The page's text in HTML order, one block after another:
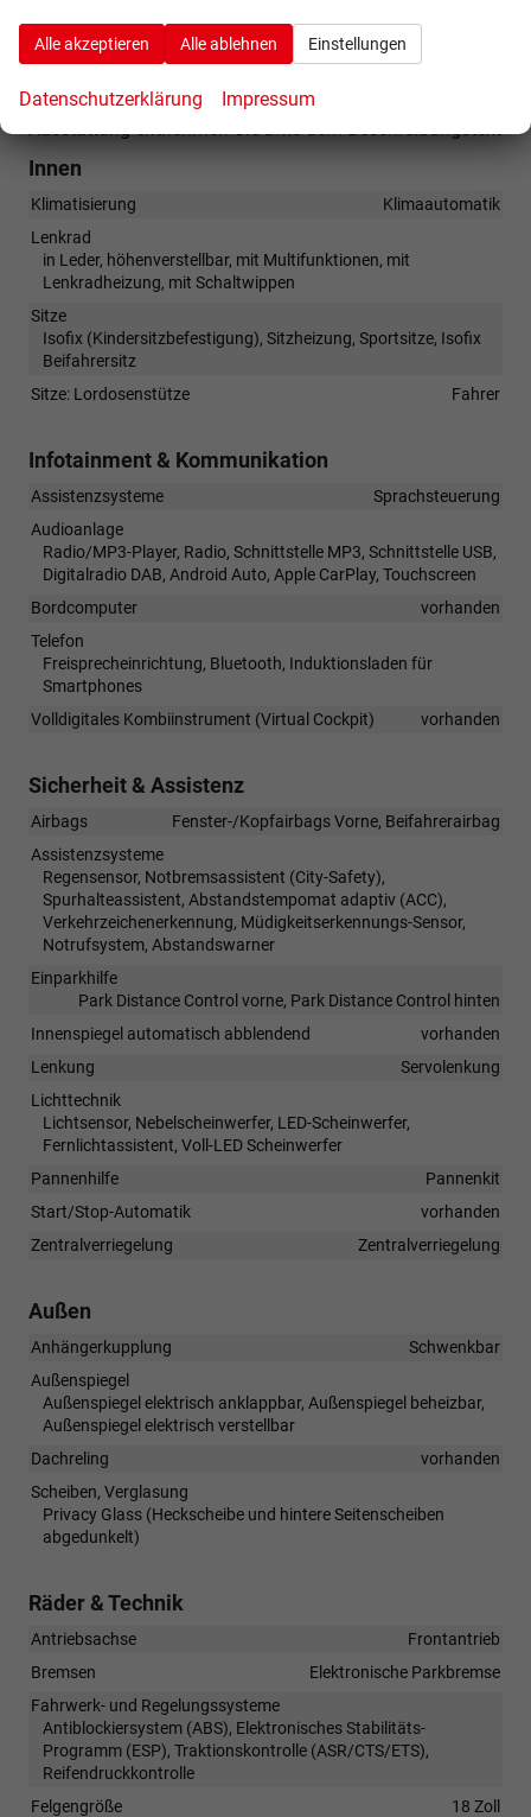
Alle Fotos können Beispielbilder sein und
aufpreispflichtige Extras enthalten. Die genaue
Innen
Klimatisierung
Klimaautomatik
Lenkrad
in Leder, höhenverstellbar, mit Multifunktionen, mit
Lenkradheizung, mit Schaltwippen
Sitze
Isofix (Kindersitzbefestigung), Sitzheizung, Sportsitze, Isofix
Beifahrersitz
Sitze: Lordosenstütze
Fahrer
Infotainment & Kommunikation
Assistenzsysteme
Sprachsteuerung
Audioanlage
Radio/MP3-Player, Radio, Schnittstelle MP3, Schnittstelle USB,
Digitalradio DAB, Android Auto, Apple CarPlay, Touchscreen
Bordcomputer
vorhanden
Telefon
Freisprecheinrichtung, Bluetooth, Induktionsladen für
Smartphones
Volldigitales Kombiinstrument (Virtual Cockpit)
vorhanden
Sicherheit & Assistenz
Airbags
Fenster-/Kopfairbags Vorne, Beifahrerairbag
Assistenzsysteme
Regensensor, Notbremsassistent (City-Safety),
Spurhalteassistent, Abstandstempomat adaptiv (ACC),
Verkehrzeichenerkennung, Müdigkeitserkennungs-Sensor,
Notrufsystem, Abstandswarner
Einparkhilfe
Park Distance Control vorne, Park Distance Control hinten
Innenspiegel automatisch abblendend
vorhanden
Lenkung
Servolenkung
Lichttechnik
Lichtsensor, Nebelscheinwerfer, LED-Scheinwerfer,
Fernlichtassistent, Voll-LED Scheinwerfer
Pannenhilfe
Pannenkit
Start/Stop-Automatik
vorhanden
Zentralverriegelung
Zentralverriegelung
Außen
Anhängerkupplung
Schwenkbar
Außenspiegel
Außenspiegel elektrisch anklappbar, Außenspiegel beheizbar,
Außenspiegel elektrisch verstellbar
Dachreling
vorhanden
Scheiben, Verglasung
Privacy Glass (Heckscheibe und hintere Seitenscheiben
abgedunkelt)
Räder & Technik
Antriebsachse
Frontantrieb
Bremsen
Elektronische Parkbremse
Fahrwerk- und Regelungssysteme
Antiblockiersystem (ABS), Elektronisches Stabilitäts-
Programm (ESP), Traktionskontrolle (ASR/CTS/ETS),
Reifendruckkontrolle
Felgengröße
18 Zoll
Alle akzeptieren Alle ablehnen Einstellungen
Datenschutzerklärung Impressum